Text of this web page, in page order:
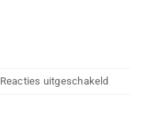
Reacties uitgeschakeldvoor